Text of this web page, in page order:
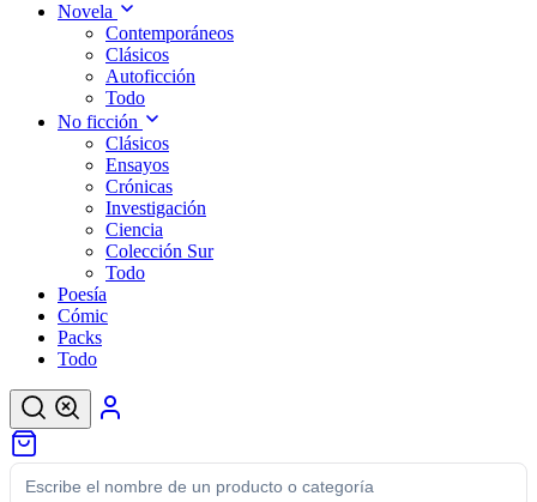
Novela
Contemporáneos
Clásicos
Autoficción
Todo
No ficción
Clásicos
Ensayos
Crónicas
Investigación
Ciencia
Colección Sur
Todo
Poesía
Cómic
Packs
Todo